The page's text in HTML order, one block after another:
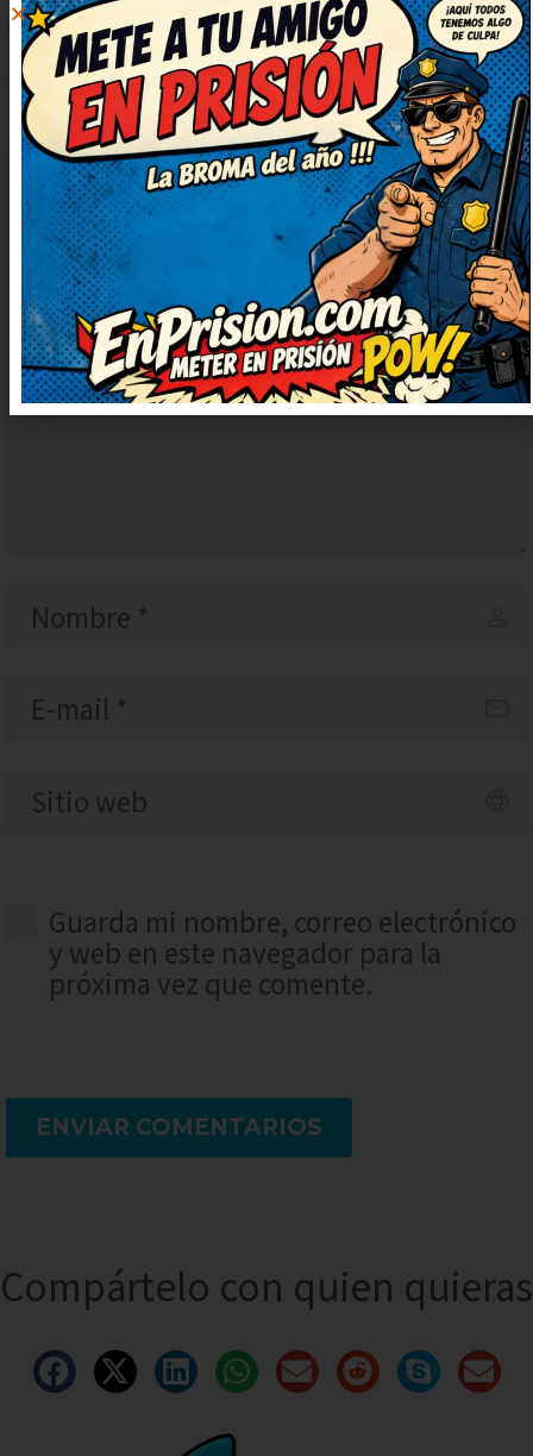
DEJARUN
COMENTARIO
Guarda mi nombre, correo electrónico
y web en este navegador para la
próxima vez que comente.
ENVIAR COMENTARIOS
Compártelo con quien quieras